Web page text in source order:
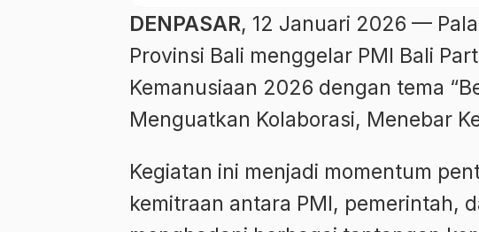
DENPASAR, 12 Januari 2026 —
Provinsi Bali menggelar PMI Bali
Kemanusiaan 2026 dengan tema
Menguatkan Kolaborasi, Menebar
Kegiatan ini menjadi momentum
kemitraan antara PMI, pemerintah,